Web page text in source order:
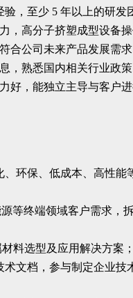
，至少 5 年以上的研发
，高分子挤塑成型设备
合公司未来产品发展需求
，熟悉国内相关行业政
好，能独立主导与客户
环保、低成本、高性
等终端领域客户需求
料选型及应用解决方
文档，参与制定企业